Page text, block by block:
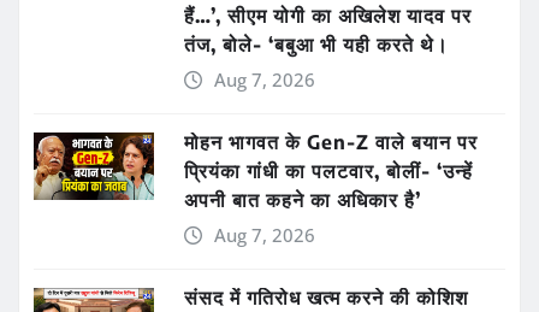
हैं…’, सीएम योगी का अखिलेश यादव पर
तंज, बोले- ‘बबुआ भी यही करते थे।
Aug 7, 2026
मोहन भागवत के Gen-Z वाले बयान पर
प्रियंका गांधी का पलटवार, बोलीं- ‘उन्हें
अपनी बात कहने का अधिकार है’
Aug 7, 2026
संसद में गतिरोध खत्म करने की कोशिश